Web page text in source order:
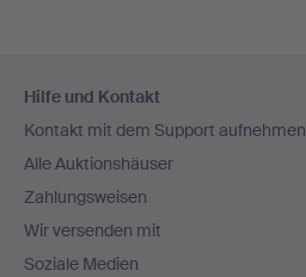
Navigation
Hilfe und Kontakt
Kontakt mit dem Support aufnehmen
Alle Auktionshäuser
Zahlungsweisen
Wir versenden mit
Soziale Medien